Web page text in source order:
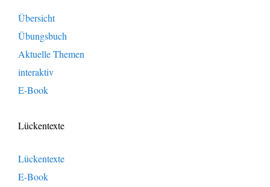
Übersicht
Übungsbuch
Aktuelle Themen
interaktiv
E-Book
Lückentexte
Lückentexte
E-Book